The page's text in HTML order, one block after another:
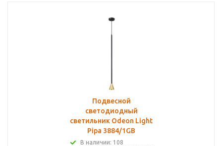
Подвесной
светодиодный
светильник Odeon Light
Pipa 3884/1GB
В наличии: 108